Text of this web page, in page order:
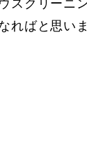
スクリーニ
ればと思いま